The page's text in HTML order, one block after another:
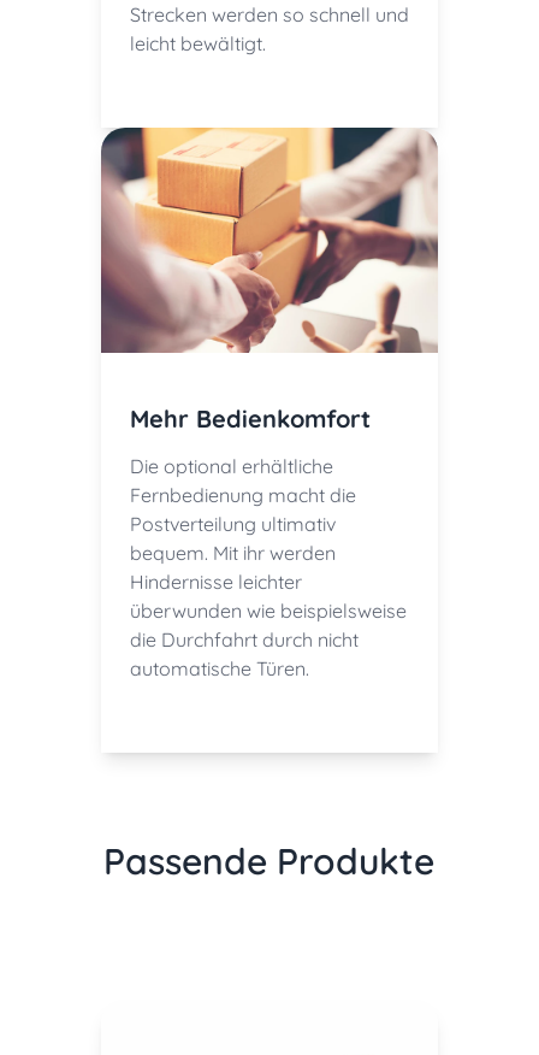
Strecken werden so schnell und
leicht bewältigt.
Mehr Bedienkomfort
Die optional erhältliche
Fernbedienung macht die
Postverteilung ultimativ
bequem. Mit ihr werden
Hindernisse leichter
überwunden wie beispielsweise
die Durchfahrt durch nicht
automatische Türen.
Passende Produkte